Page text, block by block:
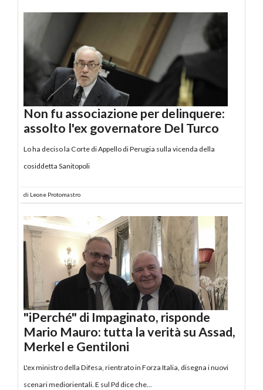
Non fu associazione per delinquere:
assolto l'ex governatore Del Turco
Lo ha deciso la Corte di Appello di Perugia sulla vicenda della
cosiddetta Sanitopoli
di Leone Protomastro
"iPerché" di Impaginato, risponde
Mario Mauro: tutta la verità su Assad,
Merkel e Gentiloni
L'ex ministro della Difesa, rientrato in Forza Italia, disegna i nuovi
scenari mediorientali. E sul Pd dice che...